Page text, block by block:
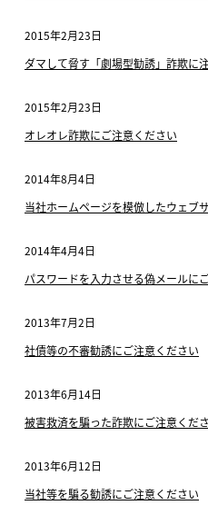
2015年2月23日
ダマして脅す「劇場型勧誘」詐欺に
2015年2月23日
オレオレ詐欺にご注意ください
2014年8月4日
当社ホームページを模倣したウェブ
2014年4月4日
パスワードを入力させる偽メールに
2013年7月2日
社債等の不審勧誘にご注意ください
2013年6月14日
被害救済を騙った詐欺にご注意くだ
2013年6月12日
当社等を騙る勧誘にご注意ください